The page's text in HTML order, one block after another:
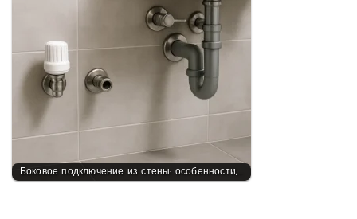
Боковое подключение из стены: особенности,…